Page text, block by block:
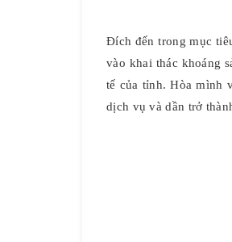
Đích đến trong mục
vào khai thác khoáng
tế của tỉnh. Hòa mình
dịch vụ và dần trở